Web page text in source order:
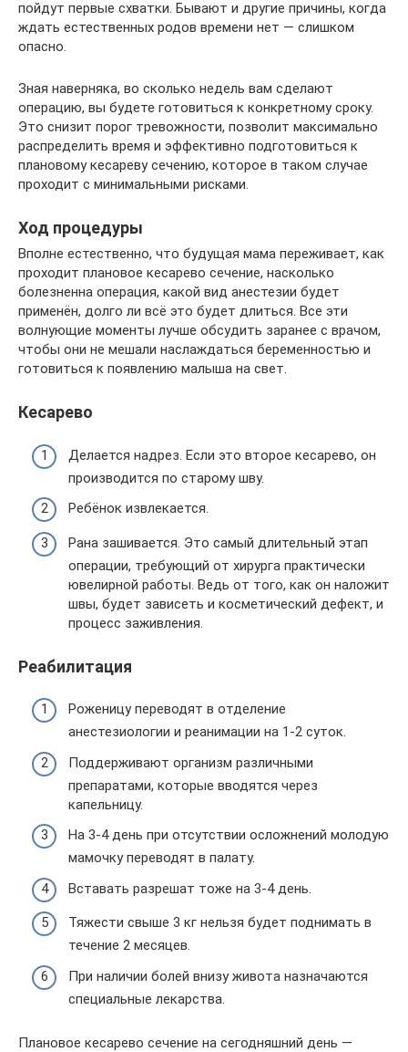
пойдут первые схватки. Бывают и другие причины, когда
ждать естественных родов времени нет — слишком
опасно.
Зная наверняка, во сколько недель вам сделают
операцию, вы будете готовиться к конкретному сроку.
Это снизит порог тревожности, позволит максимально
распределить время и эффективно подготовиться к
плановому кесареву сечению, которое в таком случае
проходит с минимальными рисками.
Ход процедуры
Вполне естественно, что будущая мама переживает, как
проходит плановое кесарево сечение, насколько
болезненна операция, какой вид анестезии будет
применён, долго ли всё это будет длиться. Все эти
волнующие моменты лучше обсудить заранее с врачом,
чтобы они не мешали наслаждаться беременностью и
готовиться к появлению малыша на свет.
Кесарево
Делается надрез. Если это второе кесарево, он
производится по старому шву.
Ребёнок извлекается.
Рана зашивается. Это самый длительный этап
операции, требующий от хирурга практически
ювелирной работы. Ведь от того, как он наложит
швы, будет зависеть и косметический дефект, и
процесс заживления.
Реабилитация
Роженицу переводят в отделение
анестезиологии и реанимации на 1-2 суток.
Поддерживают организм различными
препаратами, которые вводятся через
капельницу.
На 3-4 день при отсутствии осложнений молодую
мамочку переводят в палату.
Вставать разрешат тоже на 3-4 день.
Тяжести свыше 3 кг нельзя будет поднимать в
течение 2 месяцев.
При наличии болей внизу живота назначаются
специальные лекарства.
Плановое кесарево сечение на сегодняшний день —